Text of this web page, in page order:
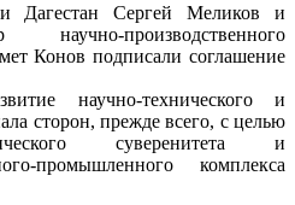
Дагестан Сергей Меликов и
производственного
Конов подписали соглашение
научно-технического и
сторон, прежде всего, с целью
суверенитета и
промышленного комплекса